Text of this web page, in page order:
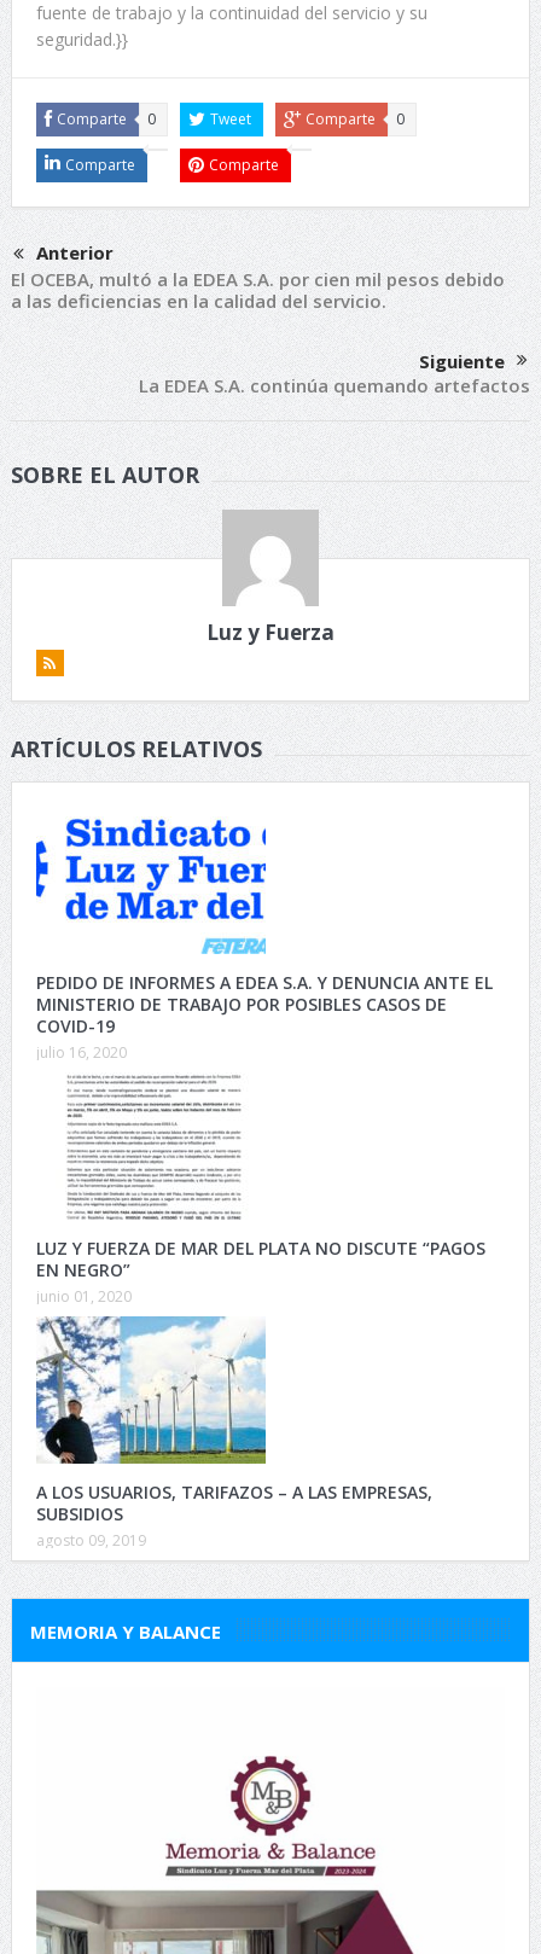
fuente de trabajo y la continuidad del servicio y su
seguridad.}}
Comparte 0 Tweet Comparte 0
Comparte Comparte
Anterior
El OCEBA, multó a la EDEA S.A. por cien mil pesos debido
a las deficiencias en la calidad del servicio.
Siguiente
La EDEA S.A. continúa quemando artefactos
SOBRE EL AUTOR
Luz y Fuerza
ARTÍCULOS RELATIVOS
PEDIDO DE INFORMES A EDEA S.A. Y DENUNCIA ANTE EL
MINISTERIO DE TRABAJO POR POSIBLES CASOS DE
COVID-19
julio 16, 2020
LUZ Y FUERZA DE MAR DEL PLATA NO DISCUTE “PAGOS
EN NEGRO”
junio 01, 2020
A LOS USUARIOS, TARIFAZOS – A LAS EMPRESAS,
SUBSIDIOS
agosto 09, 2019
MEMORIA Y BALANCE